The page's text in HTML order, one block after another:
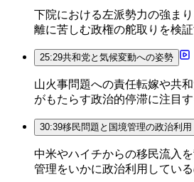
下院における左派勢力の強ま
離に苦しむ政権の舵取りを検
25:29共和党と気候変動への姿勢
山火事問題への責任転嫁や共
がもたらす政治的停滞に注目す
30:39移民問題と国境管理の政治利用
中米やハイチからの移民流入
管理をいかに政治利用してい